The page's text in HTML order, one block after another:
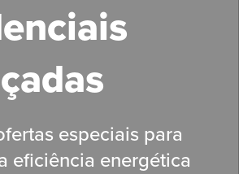
especiais para
eficiência energética